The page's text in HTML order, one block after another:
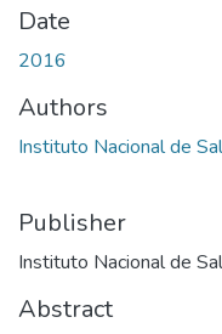
Date
2016
Authors
Instituto Nacional de
Publisher
Instituto Nacional de
Abstract